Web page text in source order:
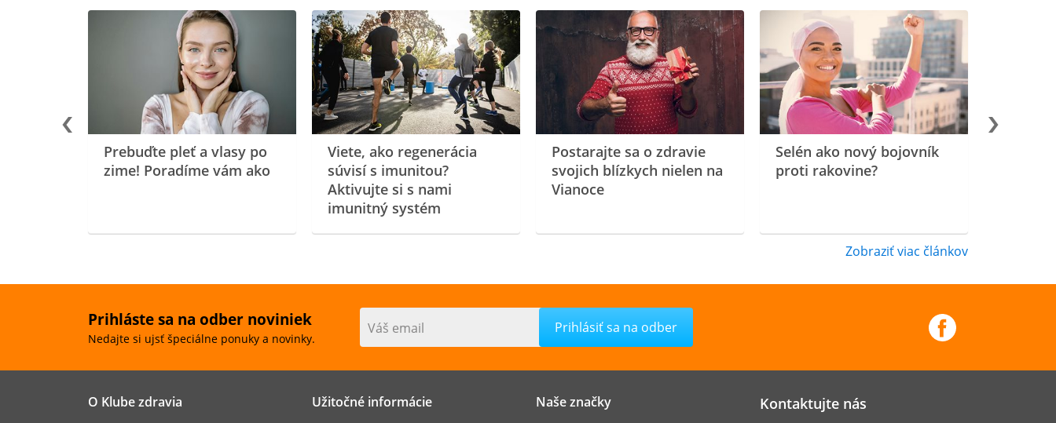
Prebuďte pleť a vlasy po
zime! Poradíme vám ako
Viete, ako regenerácia
súvisí s imunitou?
Aktivujte si s nami
imunitný systém
Postarajte sa o zdravie
svojich blízkych nielen na
Vianoce
Selén ako nový bojovník
proti rakovine?
Zobraziť viac článkov
Prihláste sa na odber noviniek
Nedajte si ujsť špeciálne ponuky a novinky.
Váš email
O Klube zdravia Užitočné informácie Naše značky Kontaktujte nás